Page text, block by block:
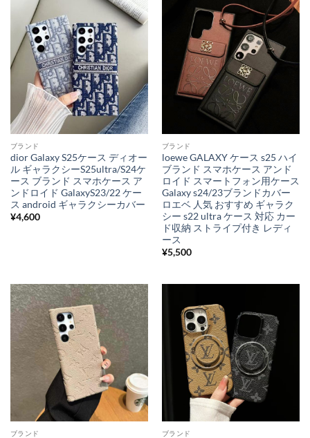
ブランド
dior Galaxy S25ケース ディオー
ル ギャラクシーS25ultra/S24ケ
ース ブランド スマホケース ア
ンドロイド GalaxyS23/22 ケー
ス android ギャラクシーカバー
¥4,600
ブランド
loewe GALAXY ケース s25 ハイ
ブランド スマホケース アンド
ロイド スマートフォン用ケース
Galaxy s24/23ブランドカバー
ロエベ 人気 おすすめ ギャラク
シー s22 ultra ケース 対応 カー
ド収納 ストライプ付き レディ
ース
¥5,500
ブランド ブランド